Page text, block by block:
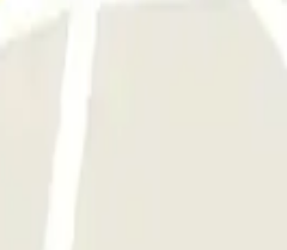
zo vaak in- en uitrijden als je wilt.
Beoordelingen